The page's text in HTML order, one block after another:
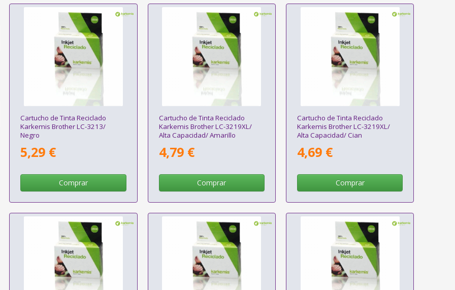
Cartucho de Tinta Reciclado
Karkemis Brother LC-3213/
Negro
5,29 €
Comprar
Cartucho de Tinta Reciclado
Karkemis Brother LC-3219XL/
Alta Capacidad/ Amarillo
4,79 €
Comprar
Cartucho de Tinta Reciclado
Karkemis Brother LC-3219XL/
Alta Capacidad/ Cian
4,69 €
Comprar